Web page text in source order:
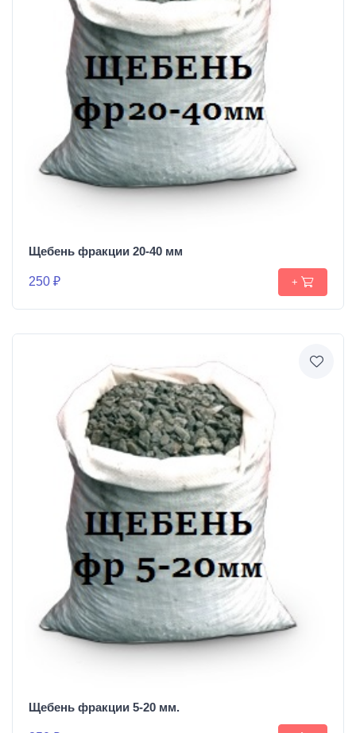
Щебень фракции 20-40 мм
250 ₽ +
Щебень фракции 5-20 мм.